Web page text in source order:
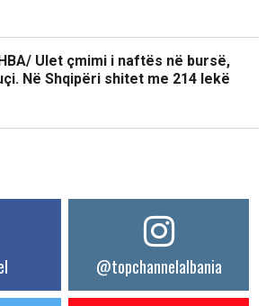
Ulet çmimi i naftës në bursë,
Në Shqipëri shitet me 214 lekë
@topchannelalbania